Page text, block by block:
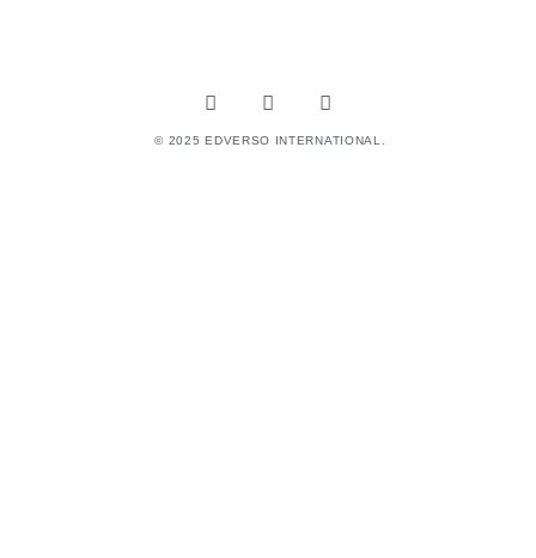
© 2025 EDVERSO INTERNATIONAL.